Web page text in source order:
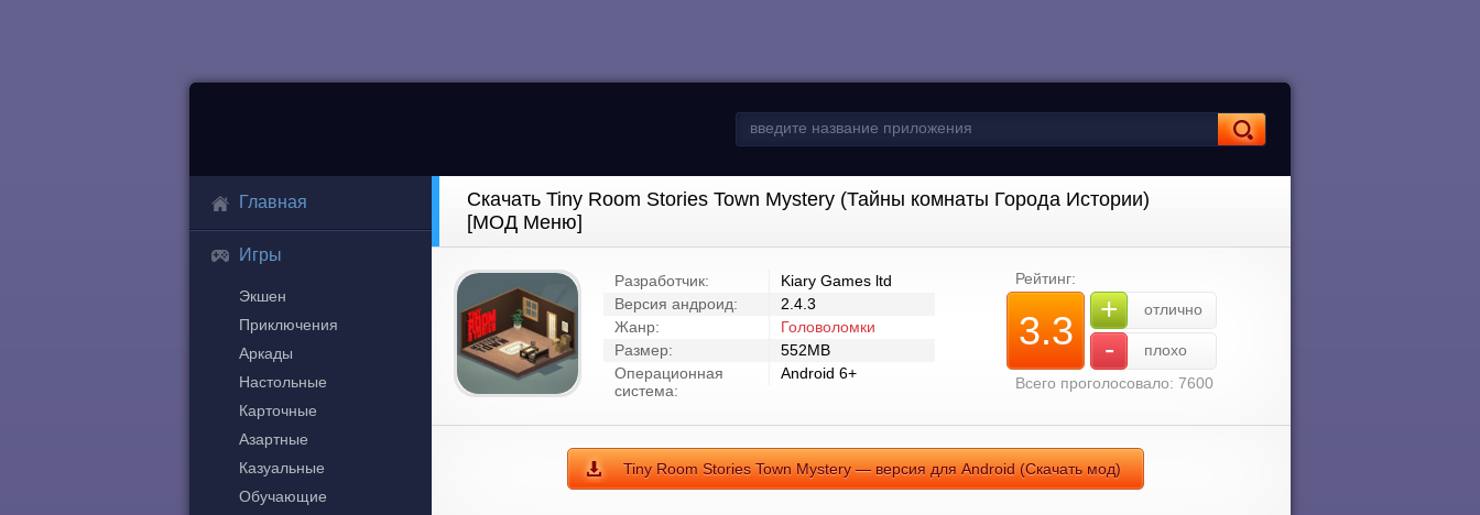
Главная
Игры
Экшен
Приключения
Аркады
Настольные
Карточные
Азартные
Казуальные
Обучающие
Скачать Tiny Room Stories Town Mystery (Тайны комнаты Города Истории)
[МОД Меню]
Разработчик:
Kiary Games ltd
Версия андроид:
2.4.3
Жанр:
Головоломки
Размер:
552MB
Операционная
система:
Android 6+
Рейтинг:
3.3 + отлично
-
плохо
Всего проголосовало: 7600
Tiny Room Stories Town Mystery — версия для Android (Скачать мод)